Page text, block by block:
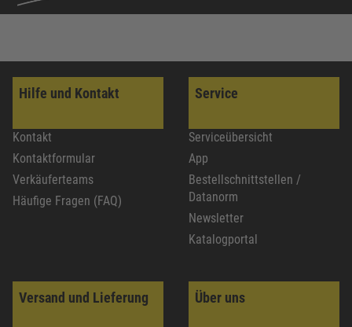
Hilfe und Kontakt
Kontakt
Kontaktformular
Verkäuferteams
Häufige Fragen (FAQ)
Service
Serviceübersicht
App
Bestellschnittstellen /
Datanorm
Newsletter
Katalogportal
Versand und Lieferung Über uns